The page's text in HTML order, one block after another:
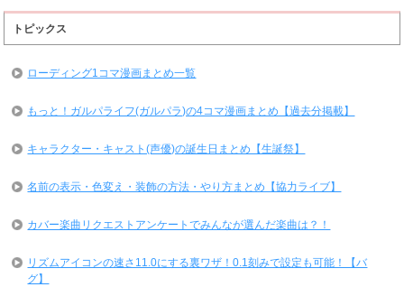
トピックス
ローディング1コマ漫画まとめ一覧
もっと！ガルパライフ(ガルパラ)の4コマ漫画まとめ【過去分掲載】
キャラクター・キャスト(声優)の誕生日まとめ【生誕祭】
名前の表示・色変え・装飾の方法・やり方まとめ【協力ライブ】
カバー楽曲リクエストアンケートでみんなが選んだ楽曲は？！
リズムアイコンの速さ11.0にする裏ワザ！0.1刻みで設定も可能！【バ
グ】